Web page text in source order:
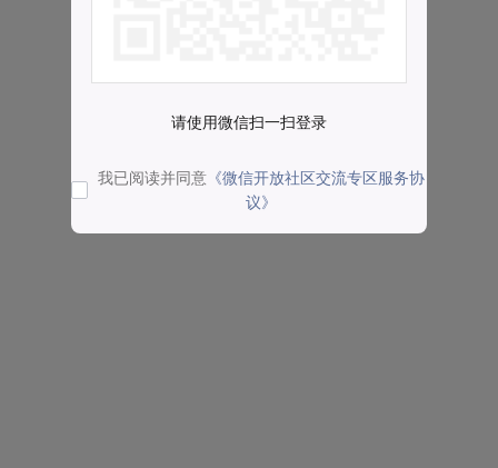
请使用微信扫一扫登录
我已阅读并同意 《微信开放社区交流专区服务协
议》